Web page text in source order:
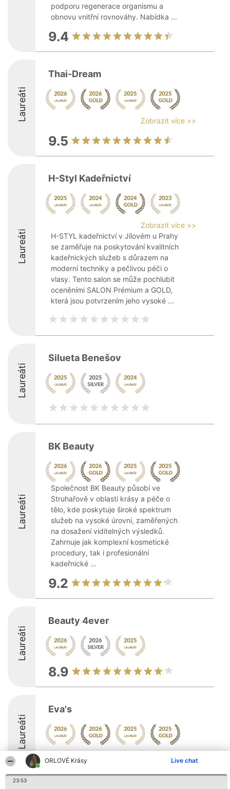
ORLOVÉ Krásy Live chat
23:53
podporu regenerace organismu a
obnovu vnitřní rovnováhy. Nabídka ...
9.4
Laureáti
Thai-Dream
Zobrazit více >>
9.5
Laureáti
H-Styl Kadeřnictví
Zobrazit více >>
H-STYL kadeřnictví v Jílovém u Prahy
se zaměřuje na poskytování kvalitních
kadeřnických služeb s důrazem na
moderní techniky a pečlivou péči o
vlasy. Tento salon se může pochlubit
oceněními SALON Prémium a GOLD,
která jsou potvrzením jeho vysoké ...
Laureáti
Silueta Benešov
Laureáti
BK Beauty
Společnost BK Beauty působí ve
Struhařově v oblasti krásy a péče o
tělo, kde poskytuje široké spektrum
služeb na vysoké úrovni, zaměřených
na dosažení viditelných výsledků.
Zahrnuje jak komplexní kosmetické
procedury, tak i profesionální
kadeřnické ...
9.2
Laureáti
Beauty 4ever
8.9
Laureáti
Eva's
9.4